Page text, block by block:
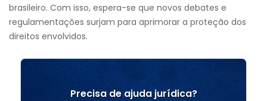
brasileiro. Com isso, espera-se que novos debates e
regulamentações surjam para aprimorar a proteção dos
direitos envolvidos.
Precisa de ajuda jurídica?